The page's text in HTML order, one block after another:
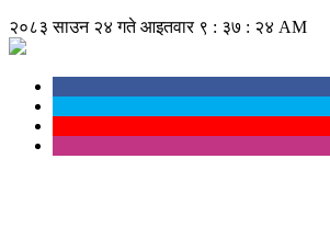
२०८३ साउन २४ गते आइतवार ९ : ३७ : २५ AM